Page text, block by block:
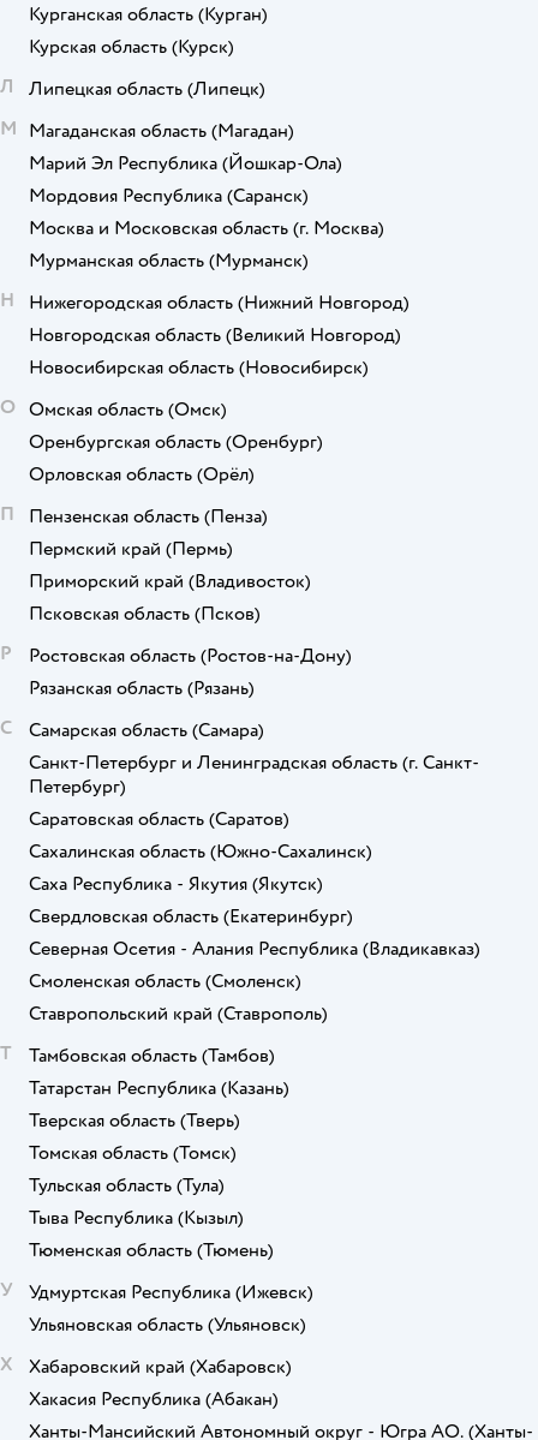
Курганская область (Курган)
Курская область (Курск)
Л
Липецкая область (Липецк)
М Магаданская область (Магадан)
Марий Эл Республика (Йошкар-Ола)
Мордовия Республика (Саранск)
Москва и Московская область (г. Москва)
Мурманская область (Мурманск)
Н
Нижегородская область (Нижний Новгород)
Новгородская область (Великий Новгород)
Новосибирская область (Новосибирск)
О Омская область (Омск)
Оренбургская область (Оренбург)
Орловская область (Орёл)
П
Пензенская область (Пенза)
Пермский край (Пермь)
Приморский край (Владивосток)
Псковская область (Псков)
Р
Ростовская область (Ростов-на-Дону)
Рязанская область (Рязань)
С
Самарская область (Самара)
Санкт-Петербург и Ленинградская область (г. Санкт-
Петербург)
Саратовская область (Саратов)
Сахалинская область (Южно-Сахалинск)
Саха Республика - Якутия (Якутск)
Свердловская область (Екатеринбург)
Северная Осетия - Алания Республика (Владикавказ)
Смоленская область (Смоленск)
Ставропольский край (Ставрополь)
Т
Тамбовская область (Тамбов)
Татарстан Республика (Казань)
Тверская область (Тверь)
Томская область (Томск)
Тульская область (Тула)
Тыва Республика (Кызыл)
Тюменская область (Тюмень)
У
Удмуртская Республика (Ижевск)
Ульяновская область (Ульяновск)
Х
Хабаровский край (Хабаровск)
Хакасия Республика (Абакан)
Ханты-Мансийский Автономный округ - Югра АО. (Ханты-